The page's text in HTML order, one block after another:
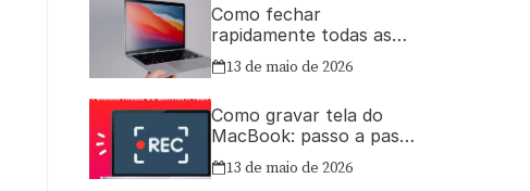
Como fechar
rapidamente todas as
janelas ou aplicativos
abertos no Mac
13 de maio de 2026
Como gravar tela do
MacBook: passo a passo
simples
13 de maio de 2026